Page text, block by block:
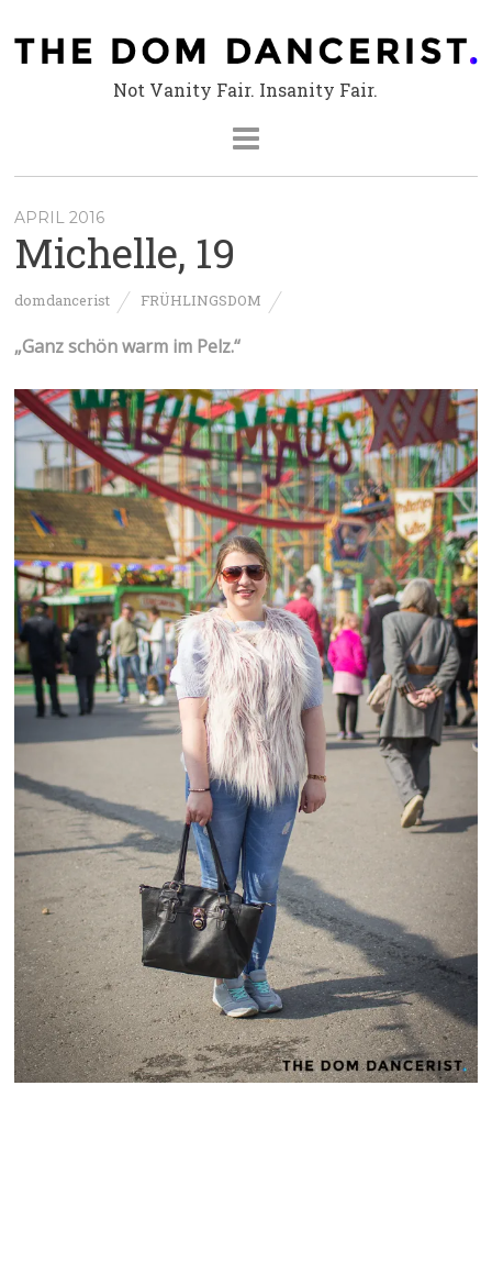
Not Vanity Fair. Insanity Fair.
APRIL 2016
Michelle, 19
domdancerist FRÜHLINGSDOM
„Ganz schön warm im Pelz.“